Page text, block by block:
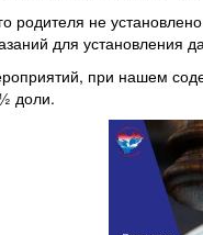
родителя не
для установления
при нашем
доли.